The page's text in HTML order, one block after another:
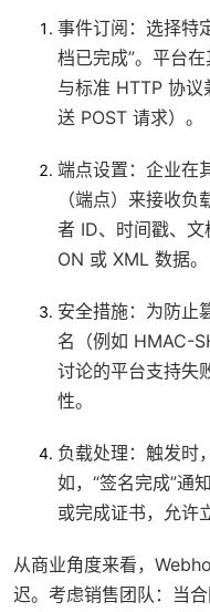
事件订阅 ：选择特
档已完成”。平台
与标准 HTTP 协议
送 POST 请求）。
端点设置 ：企业在
（端点）来接收
者 ID、时间戳、
ON 或 XML 数据。
安全措施：为防止
名（例如 HMAC-
讨论的平台支持失
性。
负载处理 ：触发时
如，“签名完成”通
或完成证书，允许
从商业角度来看，
迟。考虑销售团队：当